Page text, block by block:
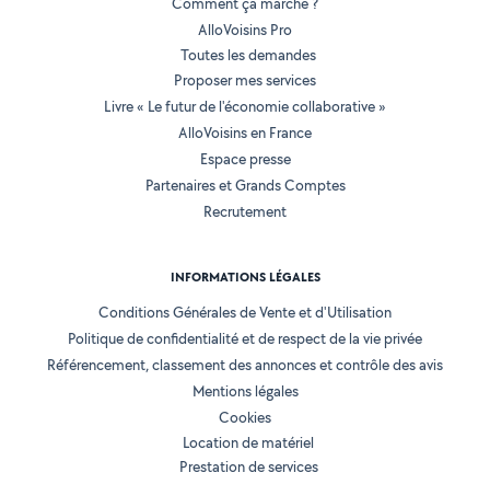
AlloVoisins Pro
Toutes les demandes
Proposer mes services
Livre « Le futur de l'économie collaborative »
AlloVoisins en France
Espace presse
Partenaires et Grands Comptes
Recrutement
INFORMATIONS LÉGALES
Conditions Générales de Vente et d'Utilisation
Politique de confidentialité et de respect de la vie privée
Référencement, classement des annonces et contrôle des avis
Mentions légales
Cookies
Location de matériel
Prestation de services